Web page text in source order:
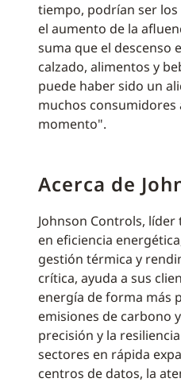
tiempo, podrían ser
el aumento de la
suma que el descenso
calzado, alimentos y
puede haber sido un
muchos consumidores
momento".
Acerca de
Johnson Controls,
en eficiencia
gestión térmica y
crítica, ayuda a sus
energía de forma más
emisiones de carbono
precisión y la
sectores en rápida
centros de datos, la